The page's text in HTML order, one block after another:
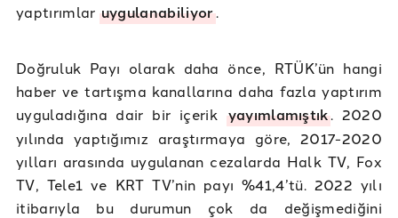
yaptırımlar uygulanabiliyor.
Doğruluk Payı olarak daha önce, RTÜK’ün hangi
haber ve tartışma kanallarına daha fazla yaptırım
uyguladığına dair bir içerik yayımlamıştık. 2020
yılında yaptığımız araştırmaya göre, 2017-2020
yılları arasında uygulanan cezalarda Halk TV, Fox
TV, Tele1 ve KRT TV’nin payı %41,4’tü. 2022 yılı
itibarıyla bu durumun çok da değişmediğini